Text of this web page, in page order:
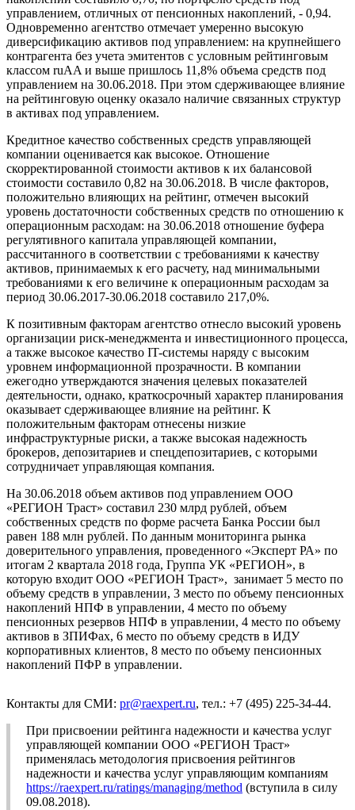
управлением, отличных от пенсионных накоплений, - 0,94.
Одновременно агентство отмечает умеренно высокую
диверсификацию активов под управлением: на крупнейшего
контрагента без учета эмитентов с условным рейтинговым
классом ruAA и выше пришлось 11,8% объема средств под
управлением на 30.06.2018. При этом сдерживающее влияние
на рейтинговую оценку оказало наличие связанных структур
в активах под управлением.
Кредитное качество собственных средств управляющей
компании оценивается как высокое. Отношение
скорректированной стоимости активов к их балансовой
стоимости составило 0,82 на 30.06.2018. В числе факторов,
положительно влияющих на рейтинг, отмечен высокий
уровень достаточности собственных средств по отношению к
операционным расходам: на 30.06.2018 отношение буфера
регулятивного капитала управляющей компании,
рассчитанного в соответствии с требованиями к качеству
активов, принимаемых к его расчету, над минимальными
требованиями к его величине к операционным расходам за
период 30.06.2017-30.06.2018 составило 217,0%.
К позитивным факторам агентство отнесло высокий уровень
организации риск-менеджмента и инвестиционного процесса,
а также высокое качество IT-системы наряду с высоким
уровнем информационной прозрачности. В компании
ежегодно утверждаются значения целевых показателей
деятельности, однако, краткосрочный характер планирования
оказывает сдерживающее влияние на рейтинг. К
положительным факторам отнесены низкие
инфраструктурные риски, а также высокая надежность
брокеров, депозитариев и спецдепозитариев, с которыми
сотрудничает управляющая компания.
На 30.06.2018 объем активов под управлением ООО
«РЕГИОН Траст» составил 230 млрд рублей, объем
собственных средств по форме расчета Банка России был
равен 188 млн рублей. По данным мониторинга рынка
доверительного управления, проведенного «Эксперт РА» по
итогам 2 квартала 2018 года, Группа УК «РЕГИОН», в
которую входит ООО «РЕГИОН Траст», занимает 5 место по
объему средств в управлении, 3 место по объему пенсионных
накоплений НПФ в управлении, 4 место по объему
пенсионных резервов НПФ в управлении, 4 место по объему
активов в ЗПИФах, 6 место по объему средств в ИДУ
корпоративных клиентов, 8 место по объему пенсионных
накоплений ПФР в управлении.
Контакты для СМИ: pr@raexpert.ru, тел.: +7 (495) 225-34-44.
При присвоении рейтинга надежности и качества услуг
управляющей компании ООО «РЕГИОН Траст»
применялась методология присвоения рейтингов
надежности и качества услуг управляющим компаниям
https://raexpert.ru/ratings/managing/method (вступила в силу
09.08.2018).